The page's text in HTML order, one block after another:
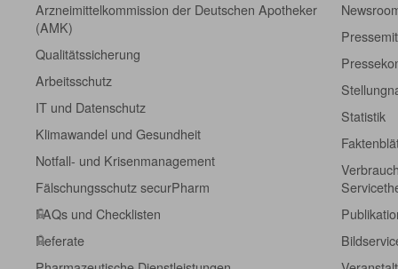
Arzneimittelkommission der Deutschen Apotheker
(AMK)
Qualitätssicherung
Arbeitsschutz
IT und Datenschutz
Klimawandel und Gesundheit
Notfall- und Krisenmanagement
Fälschungsschutz securPharm
FAQs und Checklisten
Referate
Statistik